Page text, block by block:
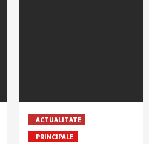
ACTUALITATE
PRINCIPALE